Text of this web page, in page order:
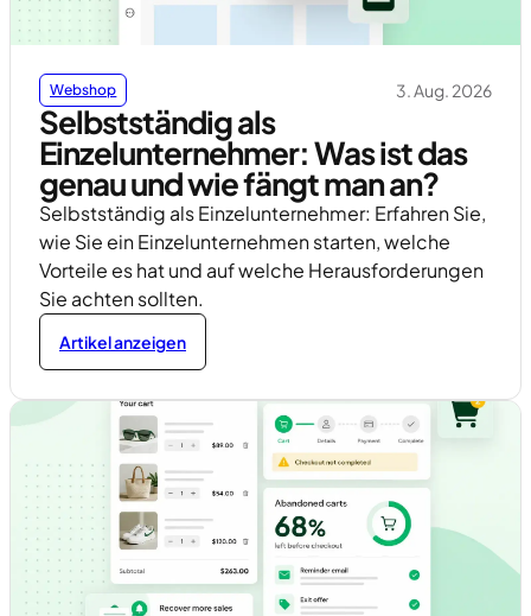
Webshop 3. Aug. 2026
Selbstständig als
Einzelunternehmer: Was ist das
genau und wie fängt man an?
Selbstständig als Einzelunternehmer: Erfahren Sie,
wie Sie ein Einzelunternehmen starten, welche
Vorteile es hat und auf welche Herausforderungen
Sie achten sollten.
Artikel anzeigen